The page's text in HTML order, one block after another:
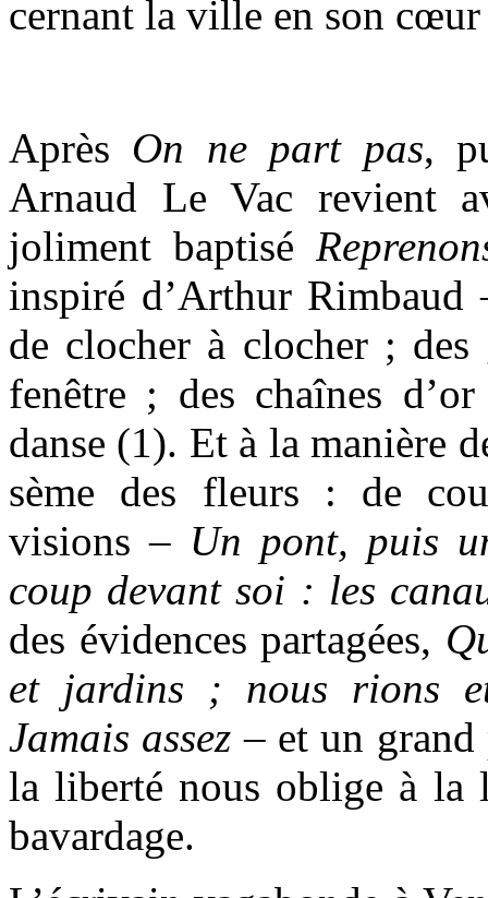
cernant la ville en son
Après On ne part pas,
Arnaud Le Vac revient
joliment baptisé
inspiré d’Arthur Rimbaud
de clocher à clocher ; des
fenêtre ; des chaînes
danse (1). Et à la manière
sème des fleurs : de
visions – Un pont, puis
coup devant soi : les
des évidences partagées,
et jardins ; nous rions
Jamais assez– et un
la liberté nous oblige à la
bavardage.